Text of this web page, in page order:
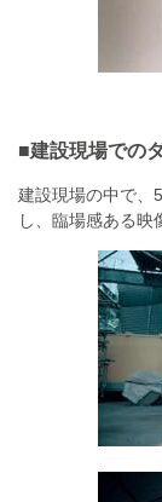
■建設現場での
建設現場の中で、
し、臨場感ある映